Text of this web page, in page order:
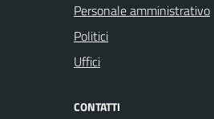
Personale amministrativo
Politici
Uffici
CONTATTI